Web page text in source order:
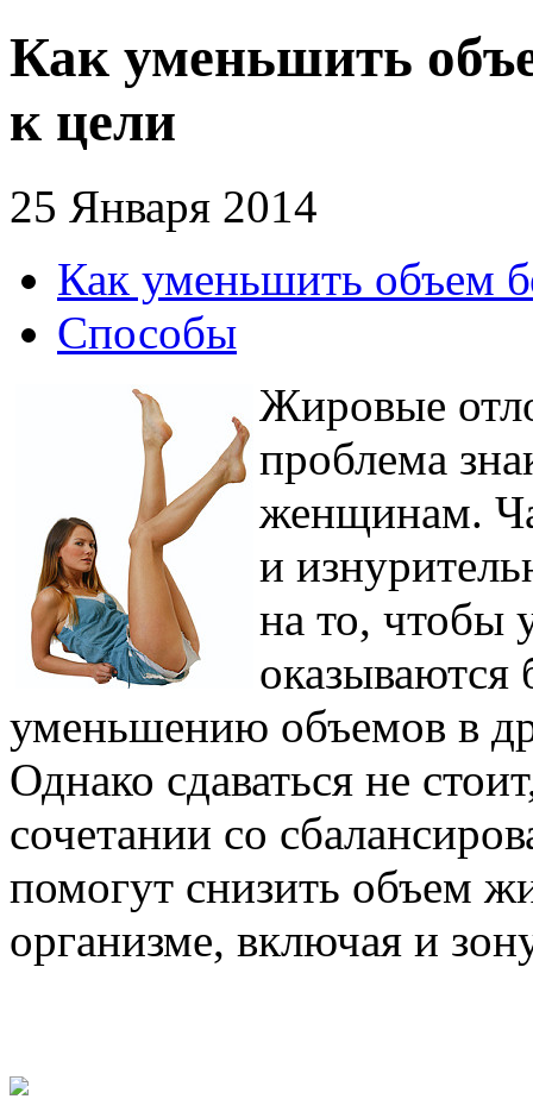
Как уменьшить
к цели
25 Января 2014
Как уменьшить объем
Способы
Жировые
проблема
женщинам.
и
на то, чтобы
оказываются
уменьшению объемов в
Однако сдаваться не
сочетании со
помогут снизить объем
организме, включая и